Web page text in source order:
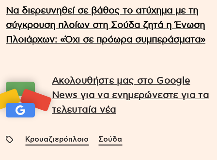
Να διερευνηθεί σε βάθος το ατύχημα με τη
σύγκρουση πλοίων στη Σούδα ζητά η Ένωση
Πλοιάρχων: «Όχι σε πρόωρα συμπεράσματα»
Ακολουθήστε μας στο Google
News για να ενημερώνεστε για τα
τελευταία νέα
Κρουαζιερόπλοιο Σούδα